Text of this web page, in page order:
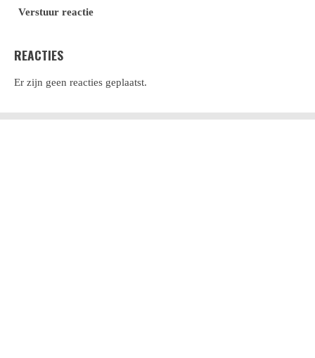
Verstuur reactie
REACTIES
Er zijn geen reacties geplaatst.